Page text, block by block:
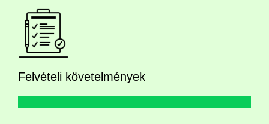
Felvételi követelmények